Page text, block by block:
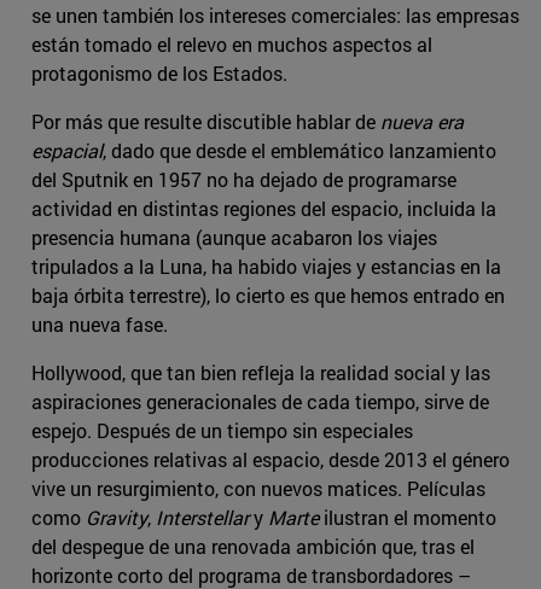
se unen también los intereses comerciales: las empresas
están tomado el relevo en muchos aspectos al
protagonismo de los Estados.
Por más que resulte discutible hablar de nueva era
espacial, dado que desde el emblemático lanzamiento
del Sputnik en 1957 no ha dejado de programarse
actividad en distintas regiones del espacio, incluida la
presencia humana (aunque acabaron los viajes
tripulados a la Luna, ha habido viajes y estancias en la
baja órbita terrestre), lo cierto es que hemos entrado en
una nueva fase.
Hollywood, que tan bien refleja la realidad social y las
aspiraciones generacionales de cada tiempo, sirve de
espejo. Después de un tiempo sin especiales
producciones relativas al espacio, desde 2013 el género
vive un resurgimiento, con nuevos matices. Películas
como Gravity, Interstellary Marteilustran el momento
del despegue de una renovada ambición que, tras el
horizonte corto del programa de transbordadores –